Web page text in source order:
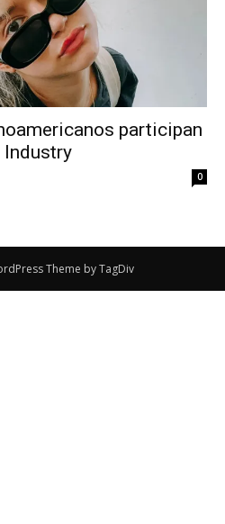
participan
Industry
0
Theme by TagDiv